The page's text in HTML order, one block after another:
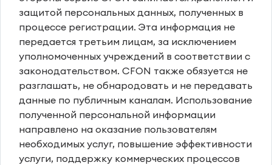
защитой персональных данных, полученных в
процессе регистрации. Эта информация не
передается третьим лицам, за исключением
уполномоченных учреждений в соответствии с
законодательством. CFON также обязуется не
разглашать, не обнародовать и не передавать
данные по публичным каналам. Использование
полученной персональной информации
направлено на оказание пользователям
необходимых услуг, повышение эффективности
услуги, поддержку коммерческих процессов